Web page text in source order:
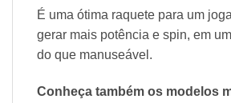
É uma ótima raquete para um
gerar mais potência e spin, em
do que manuseável.
Conheça também os modelos